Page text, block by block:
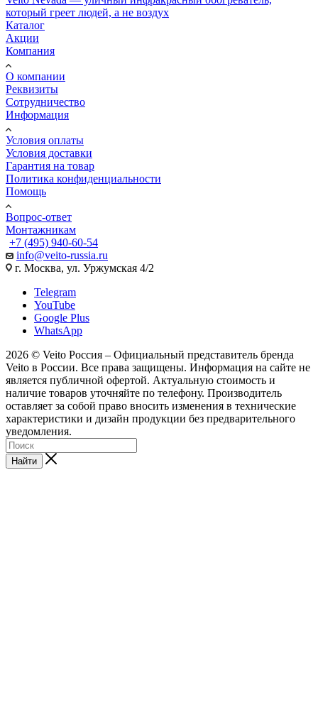
который греет людей, а не воздух
Каталог
Акции
Компания
О компании
Реквизиты
Сотрудничество
Информация
Условия оплаты
Условия доставки
Гарантия на товар
Политика конфиденциальности
Помощь
Вопрос-ответ
Монтажникам
+7 (495) 940-60-54
info@veito-russia.ru
г. Москва, ул. Уржумская 4/2
Telegram
YouTube
Google Plus
WhatsApp
2026 © Veito Россия – Официальный представитель бренда
Veito в России. Все права защищены. Информация на сайте не
является публичной офертой. Актуальную стоимость и
наличие товаров уточняйте по телефону. Производитель
оставляет за собой право вносить изменения в технические
характеристики и дизайн продукции без предварительного
уведомления.
Найти